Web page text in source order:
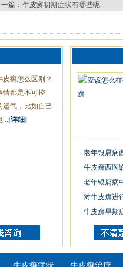
篇： 牛皮癣初期症状有哪些呢
癣怎么区别？
情都是不可控
运气，比如自己
... [详细]
老年银屑病
牛皮癣西医
老年银屑病
对牛皮癣进
牛皮癣早期